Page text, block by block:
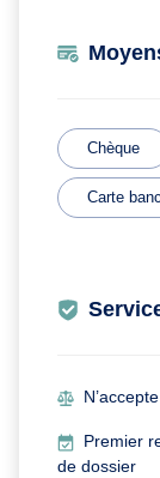
Chèque
Carte
Premier
de dossier